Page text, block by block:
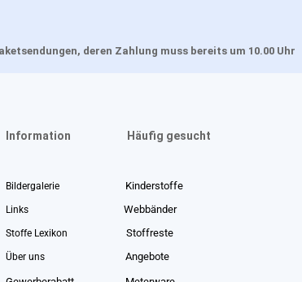
deren Zahlung muss bereits um 10.00 Uhr
Information Häufig gesucht
Bildergalerie Kinderstoffe
Links Webbänder
Stoffe Lexikon Stoffreste
Über uns Angebote